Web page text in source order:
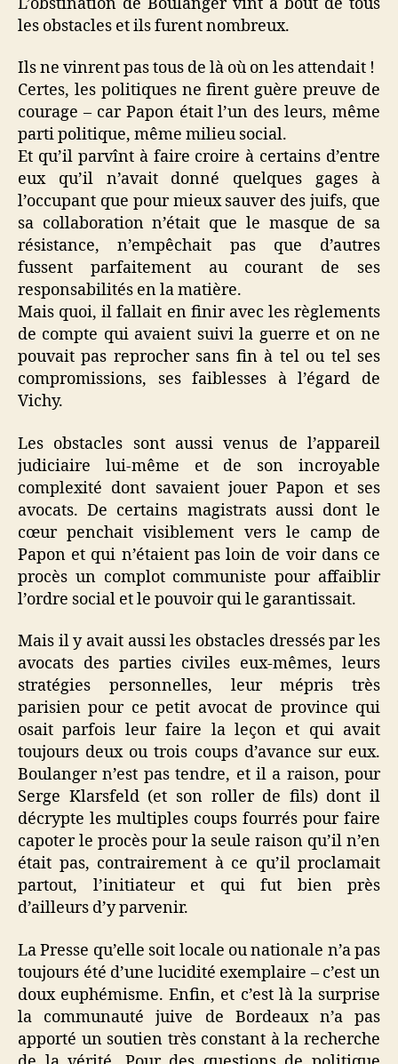
les obstacles et ils furent nombreux.
Ils ne vinrent pas tous de là où on les attendait !
Certes, les politiques ne firent guère preuve de
courage – car Papon était l’un des leurs, même
parti politique, même milieu social.
Et qu’il parvînt à faire croire à certains d’entre
eux qu’il n’avait donné quelques gages à
l’occupant que pour mieux sauver des juifs, que
sa collaboration n’était que le masque de sa
résistance, n’empêchait pas que d’autres
fussent parfaitement au courant de ses
responsabilités en la matière.
Mais quoi, il fallait en finir avec les règlements
de compte qui avaient suivi la guerre et on ne
pouvait pas reprocher sans fin à tel ou tel ses
compromissions, ses faiblesses à l’égard de
Vichy.
Les obstacles sont aussi venus de l’appareil
judiciaire lui-même et de son incroyable
complexité dont savaient jouer Papon et ses
avocats. De certains magistrats aussi dont le
cœur penchait visiblement vers le camp de
Papon et qui n’étaient pas loin de voir dans ce
procès un complot communiste pour affaiblir
l’ordre social et le pouvoir qui le garantissait.
Mais il y avait aussi les obstacles dressés par les
avocats des parties civiles eux-mêmes, leurs
stratégies personnelles, leur mépris très
parisien pour ce petit avocat de province qui
osait parfois leur faire la leçon et qui avait
toujours deux ou trois coups d’avance sur eux.
Boulanger n’est pas tendre, et il a raison, pour
Serge Klarsfeld (et son roller de fils) dont il
décrypte les multiples coups fourrés pour faire
capoter le procès pour la seule raison qu’il n’en
était pas, contrairement à ce qu’il proclamait
partout, l’initiateur et qui fut bien près
d’ailleurs d’y parvenir.
La Presse qu’elle soit locale ou nationale n’a pas
toujours été d’une lucidité exemplaire – c’est un
doux euphémisme. Enfin, et c’est là la surprise
la communauté juive de Bordeaux n’a pas
apporté un soutien très constant à la recherche